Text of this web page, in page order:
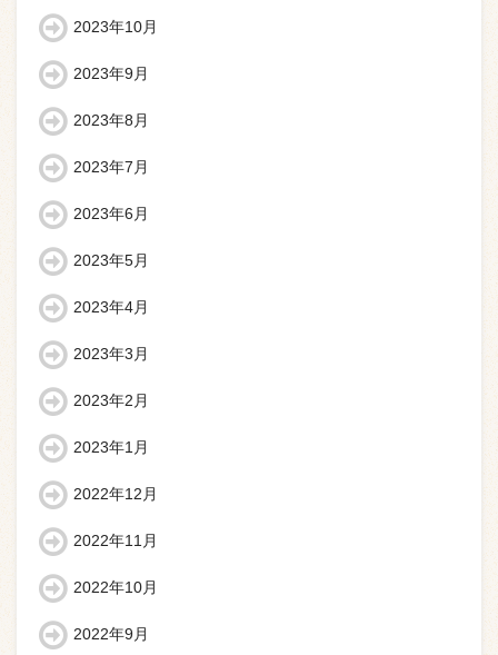
2023年10月
2023年9月
2023年8月
2023年7月
2023年6月
2023年5月
2023年4月
2023年3月
2023年2月
2023年1月
2022年12月
2022年11月
2022年10月
2022年9月